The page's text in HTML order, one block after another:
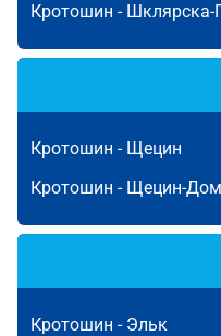
Кротошин - Шклярска-
Кротошин - Щецин
Кротошин - Щецин-
Кротошин - Эльк